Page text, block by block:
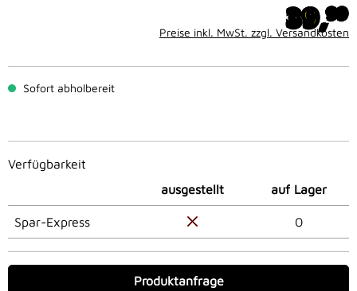
39,99
Preise inkl. MwSt. zzgl. Versandkosten
Sofort abholbereit
Verfügbarkeit
ausgestellt
auf Lager
Spar-Express 0
Produktanfrage